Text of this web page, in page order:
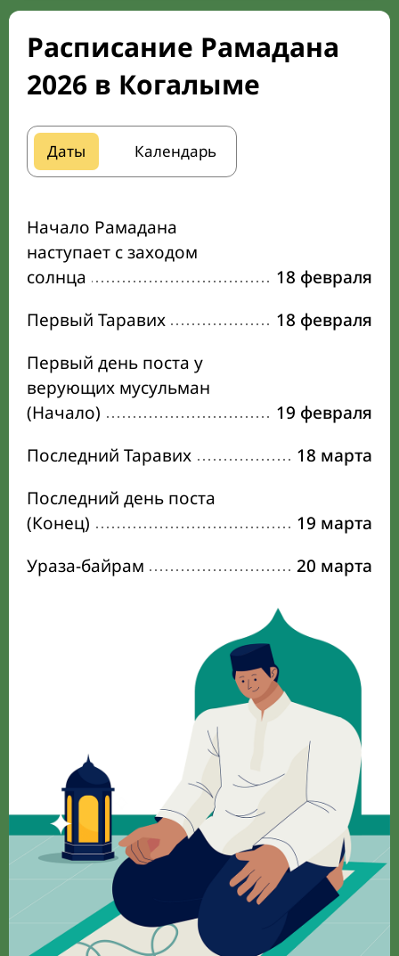
Расписание Рамадана
2026 в Когалыме
Даты Календарь
Начало Рамадана
наступает с заходом
солнца
18 февраля
Первый Таравих
18 февраля
Первый день поста у
верующих мусульман
(Начало)
19 февраля
Последний Таравих
18 марта
Последний день поста
(Конец)
19 марта
Ураза-байрам
20 марта